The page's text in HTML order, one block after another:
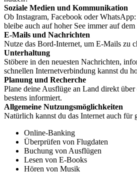
Soziale Medien und Kommunikation
Ob Instagram, Facebook oder
bleibe auch auf hoher See immer auf
E-Mails und Nachrichten
Nutze das Bord-Internet, um E-Mails zu
Unterhaltung
Stöbere in den neuesten Nachrichten,
schnellen Internetverbindung kannst du
Planung und Recherche
Plane deine Ausflüge an Land direkt
bestens informiert.
Allgemeine Nutzungsmöglichkeiten
Natürlich kannst du das Internet auch
Online-Banking
Überprüfen von Flugdaten
Buchung von Ausflügen
Lesen von E-Books
Hören von Musik